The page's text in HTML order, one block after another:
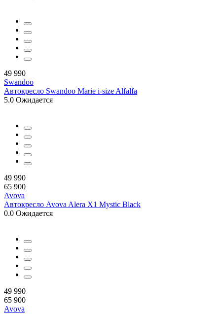
49 990
Swandoo
Автокресло Swandoo Marie i-size Alfalfa
5.0 Ожидается
49 990
65 900
Avova
Автокресло Avova Alera X1 Mystic Black
0.0 Ожидается
49 990
65 900
Avova